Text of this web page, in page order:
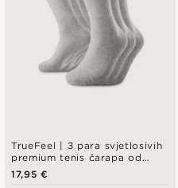
TrueFeel | 3 para svjetlosivih
premium tenis čarapa od
pamuka
17,95 €